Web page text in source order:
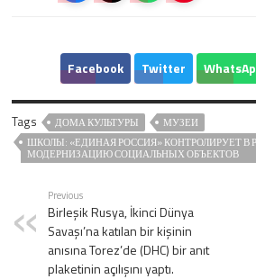
Facebook Twitter
Tags ДОМА КУЛЬТУРЫ
МУЗЕИ
ШКОЛЫ: «ЕДИНАЯ РОССИЯ» КОНТРОЛИРУЕТ В
МОДЕРНИЗАЦИЮ СОЦИАЛЬНЫХ ОБЪЕКТОВ
Previous
Birleşik Rusya, İkinci Dünya
Savaşı’na katılan bir kişinin
anısına Torez’de (DHC) bir anıt
plaketinin açılışını yaptı.